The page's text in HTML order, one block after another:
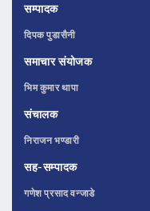
सम्पादक
दिपक पुडासैनी
समाचार संयोजक
भिम कुमार थापा
संचालक
निराजन भण्डारी
सह-सम्पादक
गणेश प्रसाद वन्जाडे